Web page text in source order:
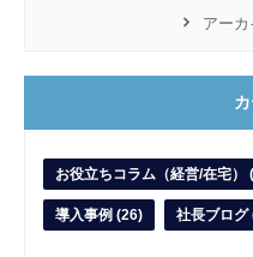
アー
お役立ちコラム（経営/在宅）
導入事例 (26) 社長ブログ